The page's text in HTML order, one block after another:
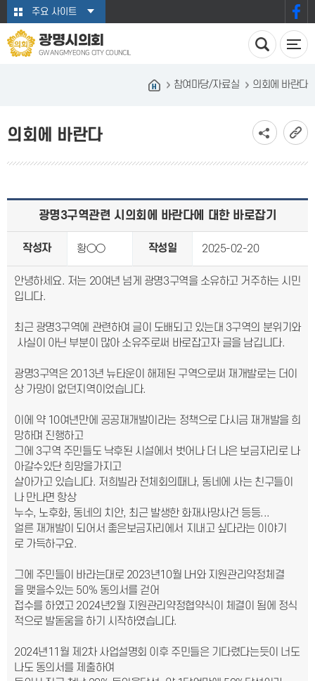
본문바로가기주요 사이트
광명시의회
GWANGMYEONG CITY COUNCIL
참여마당/자료실 의회에 바란다
의회에 바란다
광명3구역관련 시의회에 바란다에 대한 바로잡기
작성자 황○○ 작성일 2025-02-20
안녕하세요. 저는 20여년 넘게 광명3구역을 소유하고 거주하는 시민
입니다.
최근 광명3구역에 관련하여 글이 도배되고 있는대 3구역의 분위기와
사실이 아닌 부분이 많아 소유주로써 바로잡고자 글을 남깁니다.
광명3구역은 2013년 뉴타운이 해제된 구역으로써 재개발로는 더이
상 가망이 없던지역이었습니다.
이에 약 10여년만에 공공재개발이라는 정책으로 다시금 재개발을 희
망하며 진행하고
그에 3구역 주민들도 낙후된 시설에서 벗어나 더 나은 보금자리로 나
아갈수있단 희망을가지고
살아가고 있습니다. 저희빌라 전체회의때나, 동네에 사는 친구들이
나 만나면 항상
누수, 노후화, 동네의 치안, 최근 발생한 화재사망사건 등등...
얼른 재개발이 되어서 좋은보금자리에서 지내고 싶다라는 이야기
로 가득하구요.
그에 주민들이 바라는대로 2023년10월 LH와 지원관리약정체결
을 맺을수있는 50% 동의서를 걷어
접수를 하였고 2024년2월 지원관리약정협약식이 체결이 됨에 정식
적으로 발돋움을 하기 시작하였습니다.
2024년11월 제2차 사업설명회 이후 주민들은 기다렸다는듯이 너도
나도 동의서를 제출하여